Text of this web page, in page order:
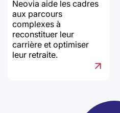
Neovia aide les cadres
aux parcours
complexes à
reconstituer leur
carrière et optimiser
leur retraite.